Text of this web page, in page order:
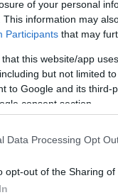
of your personal
This information may
Participants that may
that this website/app
but not limited
to Google and its
consent section.
Data Processing Opt
opt-out of the Sharing of